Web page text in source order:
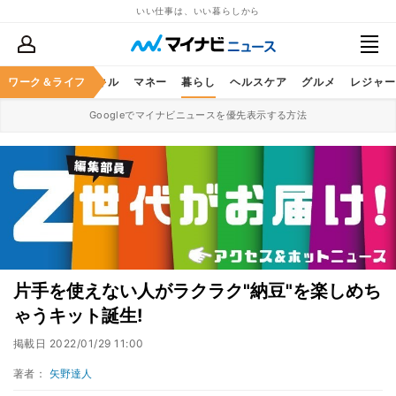
いい仕事は、いい暮らしから
ワーク＆ライフ
ア ビジネススキル マネー 暮らし ヘルスケア グルメ レジャー
Googleでマイナビニュースを優先表示する方法
片手を使えない人がラクラク"納豆"を楽しめち
ゃうキット誕生!
掲載日 2022/01/29 11:00
著者： 矢野達人